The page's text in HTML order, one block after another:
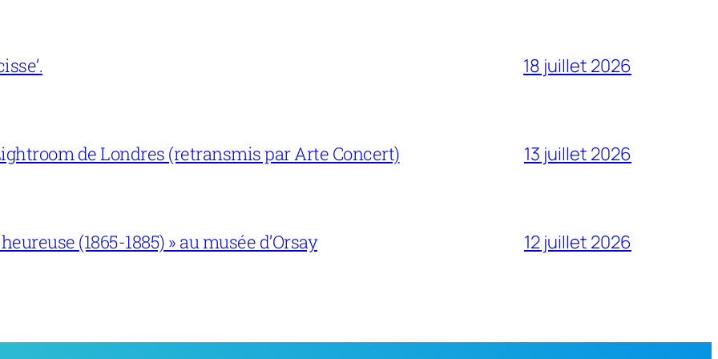
18 juillet 2026
de Londres (retransmis par Arte Concert) 13 juillet 2026
(1865-1885) » au musée d’Orsay 12 juillet 2026